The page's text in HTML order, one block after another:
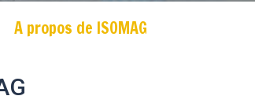
A propos de ISOMAG